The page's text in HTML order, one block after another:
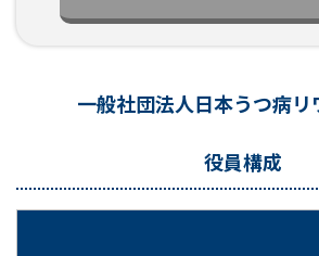
一般社団法人日本うつ病リ
役員構成